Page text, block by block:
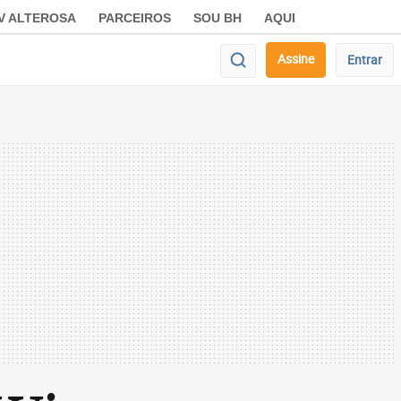
ALTEROSA PARCEIROS SOU BH AQUI
Assine Entrar